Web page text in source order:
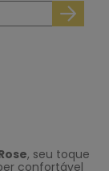
, seu toque
confortável